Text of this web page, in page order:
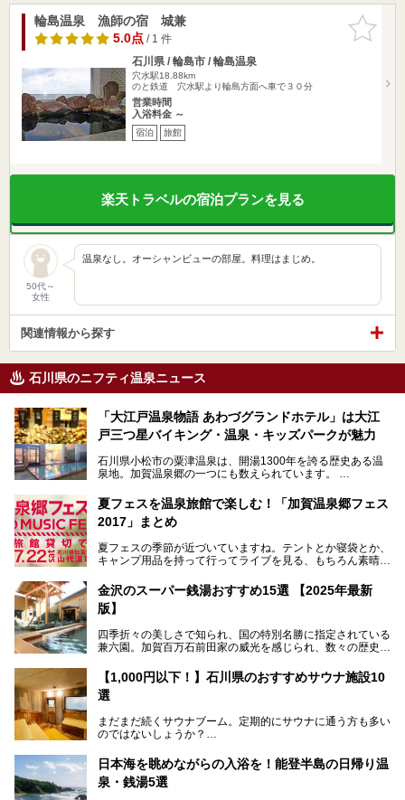
お気に入
りに追加
輪島温泉 漁師の宿 城兼
5.0点/ 1 件
石川県 / 輪島市 / 輪島温泉
穴水駅18.88km
のと鉄道 穴水駅より輪島方面へ車で３０分
営業時間
入浴料金 ～
宿泊 旅館
楽天トラベルの宿泊プランを見る
50代～
女性
温泉なし。オーシャンビューの部屋。料理はまじめ。
関連情報から探す
石川県のニフティ温泉ニュース
「大江戸温泉物語 あわづグランドホテル」は大江
戸三つ星バイキング・温泉・キッズパークが魅力
石川県小松市の粟津温泉は、開湯1300年を誇る歴史ある温
泉地。加賀温泉郷の一つにも数えられています。
その粟津温泉に建つ「大江戸温泉物語 あわづグランドホテ
ル」（以下、あわづグランドホテル）は客室数97室のホテ
ルで、昨年2024年12月に露天風呂を新設。充実したキッズ
2025年7月からは「大江戸三つ星バイキング」がスタート！
───
提供元：大江戸温泉物語ホテルズ＆リゾーツ株式会社【P
この記事は大江戸温泉物語 あわづグランドホテルのPR記事
です。
夏フェスを温泉旅館で楽しむ！「加賀温泉郷フェス
2017」まとめ
夏フェスの季節が近づいていますね。テントとか寝袋とか、
キャンプ用品を持って行ってライブを見る、もちろん素晴ら
いやでもね、暑いし汗や砂埃でドロドロになるしうるさくて
夜は寝られないし、若い時はそういうのが良かったんですけ
今、もうちょっと気楽なフェスはないかな、と探してたらあ
りましたよ！
「加賀温泉郷フェス 2017」が石川県・山代温泉の瑠璃光を
全館貸し切って開催！
れちゃう！なんということでしょう！！
金沢のスーパー銭湯おすすめ15選 【2025年最新
版】
四季折々の美しさで知られ、国の特別名勝に指定されている
兼六園。加賀百万石前田家の威光を感じられ、数々の歴史的
ア。国内でも特に人気の観光地の1つです。北陸新幹線で東
京から約2時間30分と、首都圏からアクセスしやすい立地も
魅力ですね。
り、観光に加えて温泉もぜひ楽しみたいところ。金沢エリア
でおすすめのスーパー銭湯をご紹介します。
【1,000円以下！】石川県のおすすめサウナ施設10
選
まだまだ続くサウナブーム。定期的にサウナに通う方も多い
のではないしょうか？
今回はそんなサウナによく行く人もこれから楽しむ人も格安
で楽しめるサウナを紹介します。
日本海を眺めながらの入浴を！能登半島の日帰り温
泉・銭湯5選